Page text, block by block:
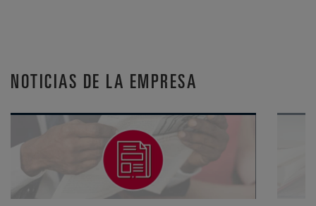
NOTICIAS DE LA EMPRESA